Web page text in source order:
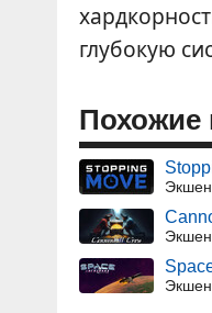
глубокую
Похожие